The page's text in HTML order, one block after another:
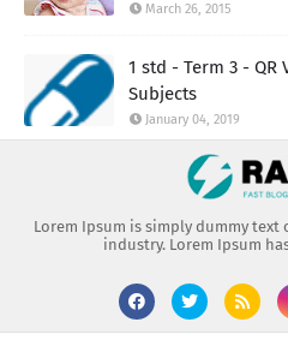
March 26, 2015
1 std - Term 3 - QR
Subjects
January 04, 2019
Lorem Ipsum is simply dummy
industry. Lorem Ipsum